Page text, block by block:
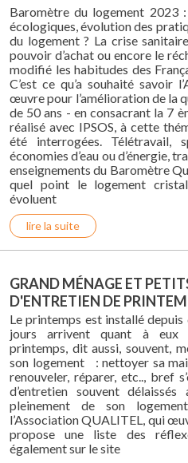
Baromètre du logement 2023
écologiques, évolution des
du logement ? La crise
pouvoir d’achat ou encore le
modifié les habitudes des
C’est ce qu’a souhaité savoir
œuvre pour l’amélioration de la
de 50 ans - en consacrant la 7
réalisé avec IPSOS, à cette
été interrogées.
économies d’eau ou d’énergie,
enseignements du Baromètre
quel point le logement
évoluent
lire la suite
GRAND MÉNAGE ET
D'ENTRETIEN DE
Le printemps est installé depuis
jours arrivent quant à eux
printemps, dit aussi, souvent,
son logement : nettoyer sa
renouveler, réparer, etc.., bref
d’entretien souvent
pleinement de son
l’Association QUALITEL, qui
propose une liste des
également sur le site